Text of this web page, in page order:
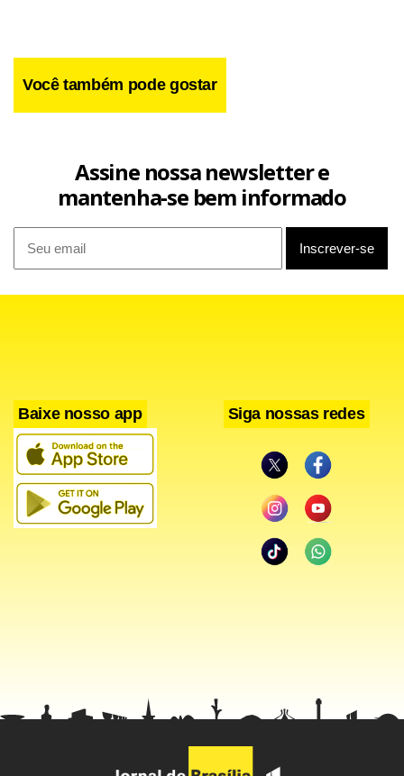
Você também pode gostar
Assine nossa newsletter e
mantenha-se bem informado
Baixe nosso app Siga nossas redes